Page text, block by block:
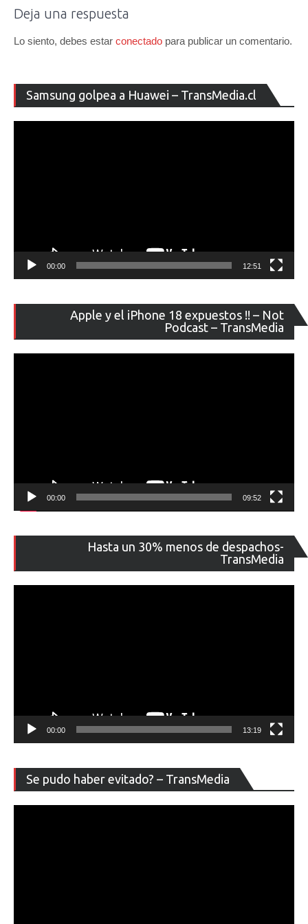
Deja una respuesta
Lo siento, debes estar conectado para publicar un comentario.
Samsung golpea a Huawei – TransMedia.cl
de
00:00 12:51
Apple y el iPhone 18 expuestos !! – Not
Podcast – TransMedia
de
00:00 09:52
Hasta un 30% menos de despachos-
TransMedia
de
00:00 13:19
Se pudo haber evitado? – TransMedia
de